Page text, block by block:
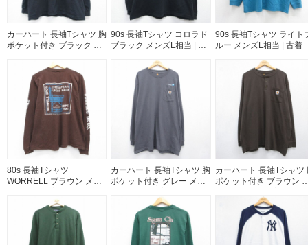
カーハート 長袖Tシャツ 胸
ポケット付き ブラック メ
90s 長袖Tシャツ コロラド
ブラック メンズL相当 | 古
90s 長袖Tシャツ ライト
ルー メンズL相当 | 古着
80s 長袖Tシャツ
WORRELL ブラウン メン
カーハート 長袖Tシャツ 胸
ポケット付き グレー メン
カーハート 長袖Tシャツ
ポケット付き ブラウン